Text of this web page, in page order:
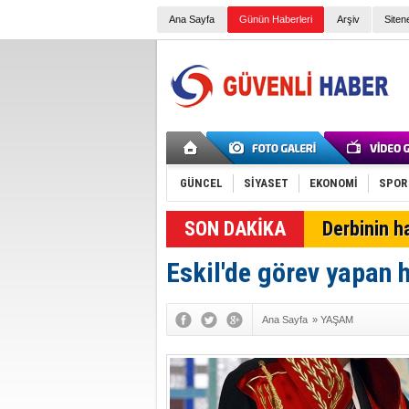
Ana Sayfa Günün Haberleri Arşiv
GÜNCEL SİYASET EKONOMİ SPOR
SON DAKİKA Derbinin
Eskil'de görev yapan
Ana Sayfa » YAŞAM